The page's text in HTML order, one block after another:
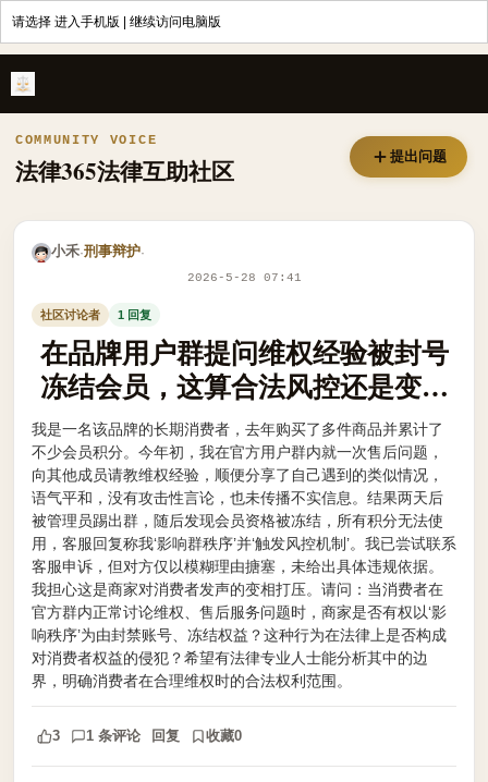
请选择 进入手机版 继续访问电脑版
COMMUNITY VOICE
法律365法律互助社区 提出问题
小禾·刑事辩护·
2026-5-28 07:41
社区讨论者 1 回复
在品牌用户群提问维权经验被封号
冻结会员，这算合法风控还是变相
报复消费者？
我是一名该品牌的长期消费者，去年购买了多件商品并累计了
不少会员积分。今年初，我在官方用户群内就一次售后问题，
向其他成员请教维权经验，顺便分享了自己遇到的类似情况，
语气平和，没有攻击性言论，也未传播不实信息。结果两天后
被管理员踢出群，随后发现会员资格被冻结，所有积分无法使
用，客服回复称我‘影响群秩序’并‘触发风控机制’。我已尝试联系
客服申诉，但对方仅以模糊理由搪塞，未给出具体违规依据。
我担心这是商家对消费者发声的变相打压。请问：当消费者在
官方群内正常讨论维权、售后服务问题时，商家是否有权以‘影
响秩序’为由封禁账号、冻结权益？这种行为在法律上是否构成
对消费者权益的侵犯？希望有法律专业人士能分析其中的边
界，明确消费者在合理维权时的合法权利范围。
3 1 条评论 回复 收藏0